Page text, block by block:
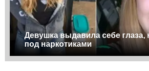
Девушка выдавила себе глаза,
под наркотиками